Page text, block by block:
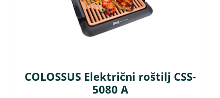
COLOSSUS Električni roštilj CSS-
5080 A